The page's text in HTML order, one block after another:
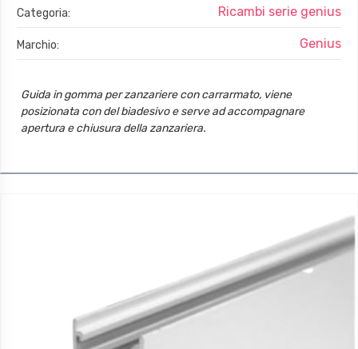
Categoria:
Ricambi serie genius
Marchio: Genius
Guida in gomma per zanzariere con carrarmato, viene
posizionata con del biadesivo e serve ad accompagnare
apertura e chiusura della zanzariera.